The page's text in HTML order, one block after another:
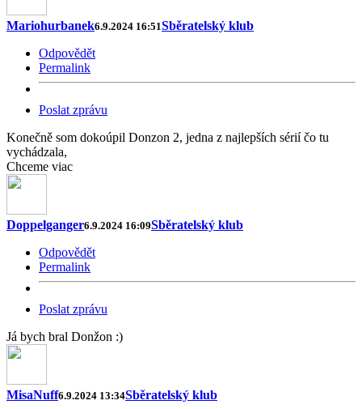
Mariohurbanek6.9.2024 16:51Sběratelský klub
Odpovědět
Permalink
Poslat zprávu
Konečně som dokoúpil Donzon 2, jedna z najlepších sérií čo tu
vychádzala,
Chceme viac
Doppelganger6.9.2024 16:09Sběratelský klub
Odpovědět
Permalink
Poslat zprávu
Já bych bral Donžon :)
MisaNuff6.9.2024 13:34Sběratelský klub